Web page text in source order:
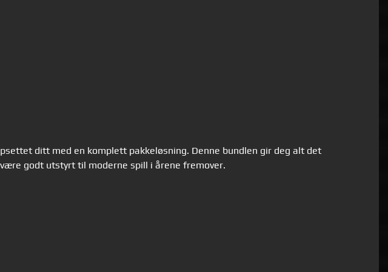
ditt med en komplett pakkeløsning. Denne bundlen gir deg alt det
godt utstyrt til moderne spill i årene fremover.